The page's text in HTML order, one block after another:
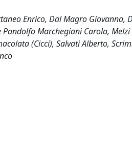
Enrico, Dal Magro Giovanna,
Marchegiani Carola, Melzi
(Cicci), Salvati Alberto,